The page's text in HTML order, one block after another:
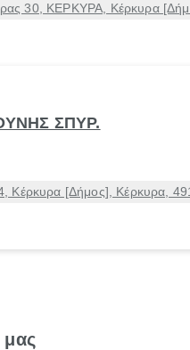
30, ΚΕΡΚΥΡΑ, Κέρκυρα
ΣΠΥΡ.
Κέρκυρα [Δήμος], Κέρκυρα,
μας